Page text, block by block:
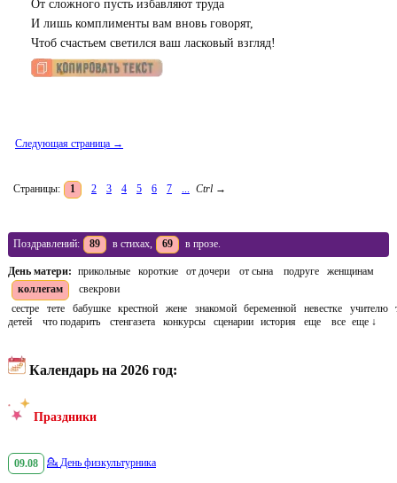
От сложного пусть избавляют труда
И лишь комплименты вам вновь говорят,
Чтоб счастьем светился ваш ласковый взгляд!
Следующая страница →
Страницы: 1 2 3 4 5 6 7 ... Ctrl →
Поздравлений: 89 в стихах, 69 в прозе.
День матери: прикольные короткие от дочери от сына подруге
женщинам
коллегам
свекрови
сестре
тете бабушке крестной жене знакомой беременной невестке учителю
детей
что подарить стенгазета конкурсы сценарии история еще все еще ↓
Календарь на 2026 год:
Праздники
09.08 💁 День физкультурника